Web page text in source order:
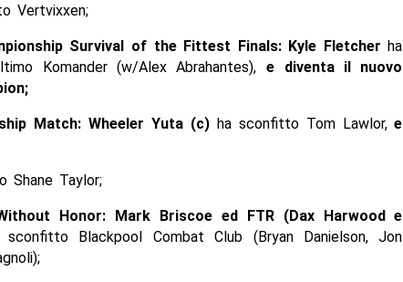
Vertvixxen;
Survival of the Fittest Finals: Kyle Fletcherha
Komander (w/Alex Abrahantes), e
diventa il nuovo
Match: Wheeler Yuta (c) ha sconfitto Tom Lawlor,e
Shane Taylor;
Honor: Mark Briscoe ed FTR (Dax Harwood e
sconfitto Blackpool Combat Club (Bryan Danielson, Jon